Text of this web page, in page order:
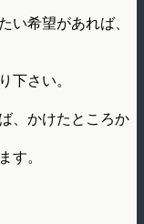
い希望があれば、
下さい。
、かけたところか
す。